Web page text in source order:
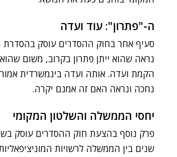
ה-"פתרון": עוד ועדה
סעיף אחר בחוק ההסדרים עוסק בהסדרת
נראה שהוא ייתן פתרון בקרוב, משום
הקמת ועדה. אותה ועדה בינמשרדית
נחכה ונראה האם זה אמנם יקרה.
יחסי הממשלה והשלטון המקומי
פרק נוסף בהצעת חוק ההסדרים עוסק
שנים בין הממשלה לרשויות